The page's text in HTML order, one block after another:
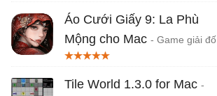
cho Macbook
Áo Cưới Giấy 9: La Phù
Mộng cho Mac - Game giải đố
kinh dị Paper Bride 9
Tile World 1.3.0 for Mac -